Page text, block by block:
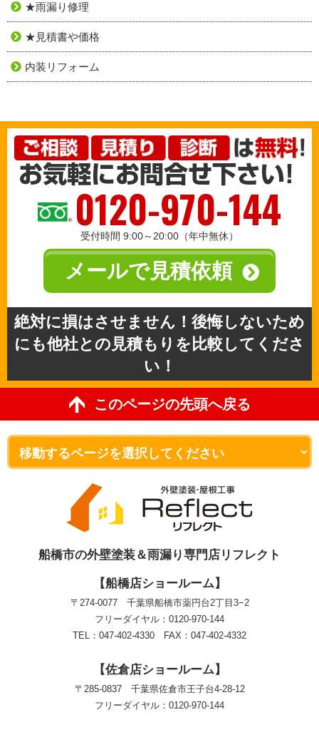
★雨漏り修理
★見積書や価格
内装リフォーム
0120-970-144
受付時間 9:00～20:00（年中無休）
メールで見積依頼
絶対に損はさせません！後悔しないため
にも他社との見積もりを比較してくださ
い！
このページの先頭へ戻る
船橋市の外壁塗装＆雨漏り専門店リフレクト
【船橋店ショールーム】
〒274-0077 千葉県船橋市薬円台2丁目3−2
フリーダイヤル：0120-970-144
TEL：047-402-4330 FAX：047-402-4332
【佐倉店ショールーム】
〒285-0837 千葉県佐倉市王子台4-28-12
フリーダイヤル：0120-970-144